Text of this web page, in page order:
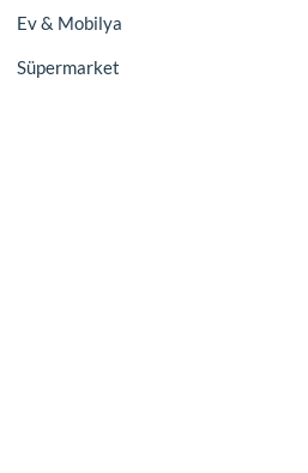
Ev & Mobilya
Süpermarket